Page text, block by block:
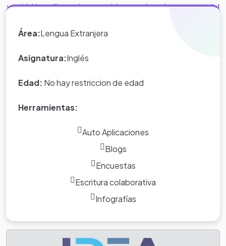
world. You will watch some videos and read some material
compare your own culture with others.
Área:Lengua Extranjera
Asignatura:Inglés
Edad: No hay restriccion de edad
Herramientas:
Auto Aplicaciones
Blogs
Encuestas
Escritura colaborativa
Infografías